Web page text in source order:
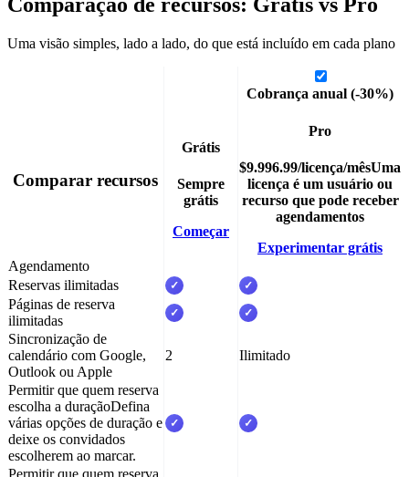
Comparação de recursos: Grátis vs Pro
Uma visão simples, lado a lado, do que está incluído em cada plano
Cobrança anual (-30%)
Comparar recursos
Grátis
Sempre
grátis
Começar
Pro
$9.996.99/licença/mêsUma
licença é um usuário ou
recurso que pode receber
agendamentos
Experimentar grátis
Agendamento
Reservas ilimitadas
✓ ✓
Páginas de reserva
ilimitadas
✓ ✓
Sincronização de
calendário com Google,
Outlook ou Apple
2 Ilimitado
Permitir que quem reserva
escolha a duraçãoDefina
várias opções de duração e
deixe os convidados
escolherem ao marcar.
✓ ✓